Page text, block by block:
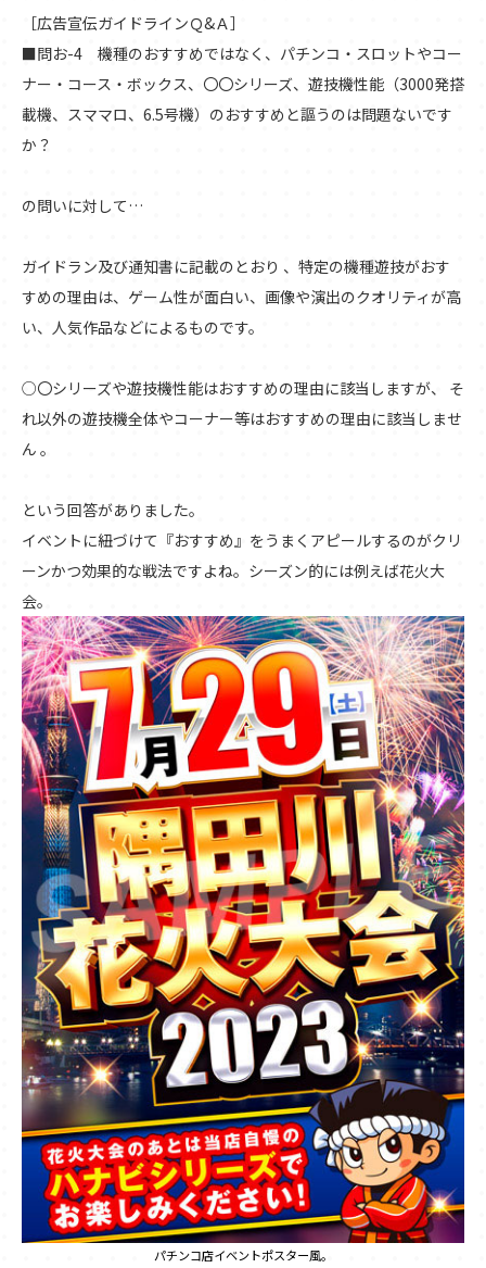
［広告宣伝ガイドラインＱ&Ａ］
■問お-4 機種のおすすめではなく、パチンコ・スロットやコー
ナー・コース・ボックス、〇〇シリーズ、遊技機性能（3000発搭
載機、スママロ、6.5号機）のおすすめと謳うのは問題ないです
か？
の問いに対して…
ガイドラン及び通知書に記載のとおり 、特定の機種遊技がおす
すめの理由は、ゲーム性が面白い、画像や演出のクオリティが高
い、人気作品などによるものです。
○〇シリーズや遊技機性能はおすすめの理由に該当しますが、 そ
れ以外の遊技機全体やコーナー等はおすすめの理由に該当しませ
ん 。
という回答がありました。
イベントに紐づけて『おすすめ』をうまくアピールするのがクリ
ーンかつ効果的な戦法ですよね。シーズン的には例えば花火大
会。
パチンコ店イベントポスター風。